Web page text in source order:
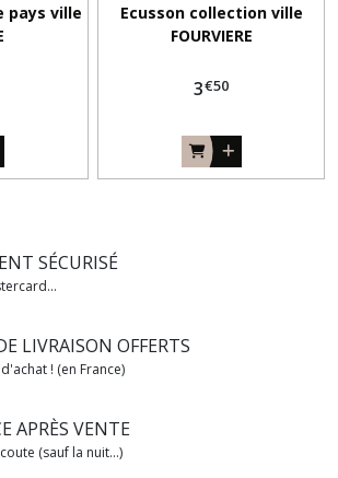
pays ville
Ecusson collection ville
FOURVIERE
3€50
SÉCURISÉ
LIVRAISON OFFERTS
! (en France)
APRÈS VENTE
(sauf la nuit...)